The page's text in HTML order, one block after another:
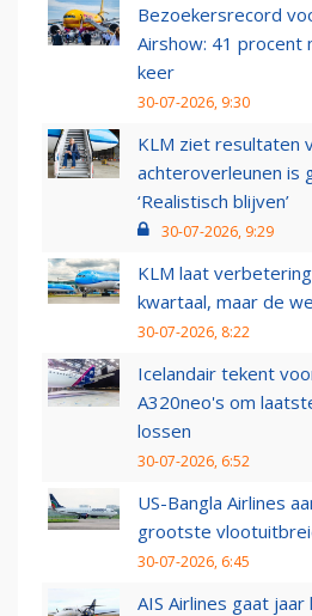
Bezoekersrecord
Airshow: 41 procent
keer
30-07-2026, 9:30
KLM ziet resultaten
achteroverleunen is
‘Realistisch blijven’
30-07-2026, 9:29
KLM laat
kwartaal, maar de
30-07-2026, 8:22
Icelandair tekent
A320neo's om
lossen
30-07-2026, 6:52
US-Bangla Airlines
grootste
30-07-2026, 6:45
AIS Airlines gaat